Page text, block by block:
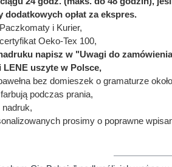
dodatkowych opłat za ekspres.
i Kurier,
Oeko-Tex 100,
napisz w "Uwagi do
uszyte w Polsce,
bez domieszek o gramaturze
podczas prania,
nadruk,
prosimy o poprawne